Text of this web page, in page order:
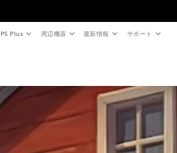
PS Plus 周辺機器 最新情報 サポート